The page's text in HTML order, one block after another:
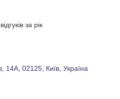
за рік
14А, 02125, Київ, Україна